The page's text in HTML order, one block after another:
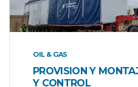
OIL & GAS
PROVISION Y
Y CONTROL